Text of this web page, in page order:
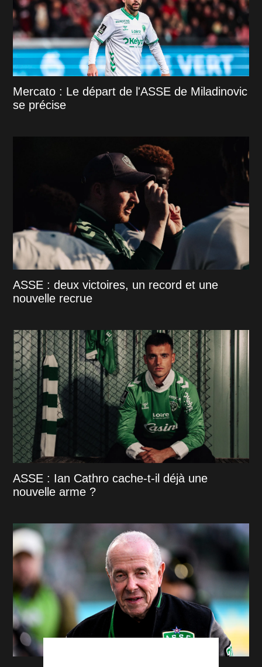
Mercato : Le départ de l'ASSE de Miladinovic
se précise
ASSE : deux victoires, un record et une
nouvelle recrue
ASSE : Ian Cathro cache-t-il déjà une
nouvelle arme ?